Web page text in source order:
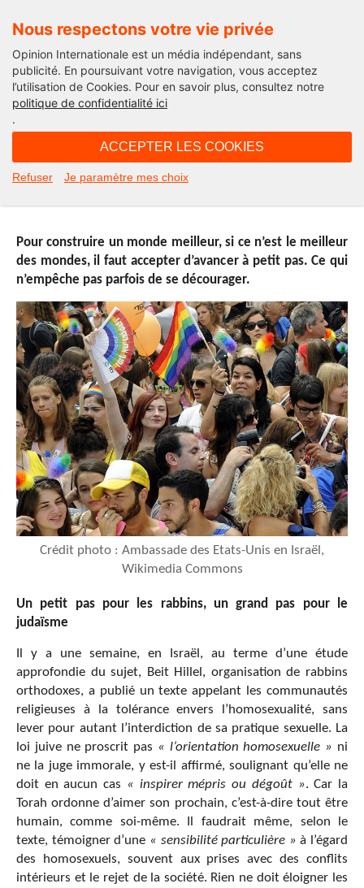
Nous respectons votre vie privée
Opinion Internationale est un média indépendant, sans
publicité. En poursuivant votre navigation, vous acceptez
l’utilisation de Cookies. Pour en savoir plus, consultez notre
politique de confidentialité ici
.
ACCEPTER LES COOKIES
Refuser Je paramètre mes choix
International
Semaine en Israël : tout est
Pour construire un monde meilleur, si ce n’est le meilleur
des mondes, il faut accepter d’avancer à petit pas. Ce qui
n’empêche pas parfois de se décourager.
Crédit photo : Ambassade des Etats-Unis en Israël,
Wikimedia Commons
Un petit pas pour les rabbins, un grand pas pour le
judaïsme
Il y a une semaine, en Israël, au terme d’une étude
approfondie du sujet, Beit Hillel, organisation de rabbins
orthodoxes, a publié un texte appelant les communautés
religieuses à la tolérance envers l’homosexualité, sans
lever pour autant l’interdiction de sa pratique sexuelle. La
loi juive ne proscrit pas « l’orientation homosexuelle » ni
ne la juge immorale, y est-il affirmé, soulignant qu’elle ne
doit en aucun cas « inspirer mépris ou dégoût ». Car la
Torah ordonne d’aimer son prochain, c’est-à-dire tout être
humain, comme soi-même. Il faudrait même, selon le
texte, témoigner d’une « sensibilité particulière » à l’égard
des homosexuels, souvent aux prises avec des conflits
intérieurs et le rejet de la société. Rien ne doit éloigner les